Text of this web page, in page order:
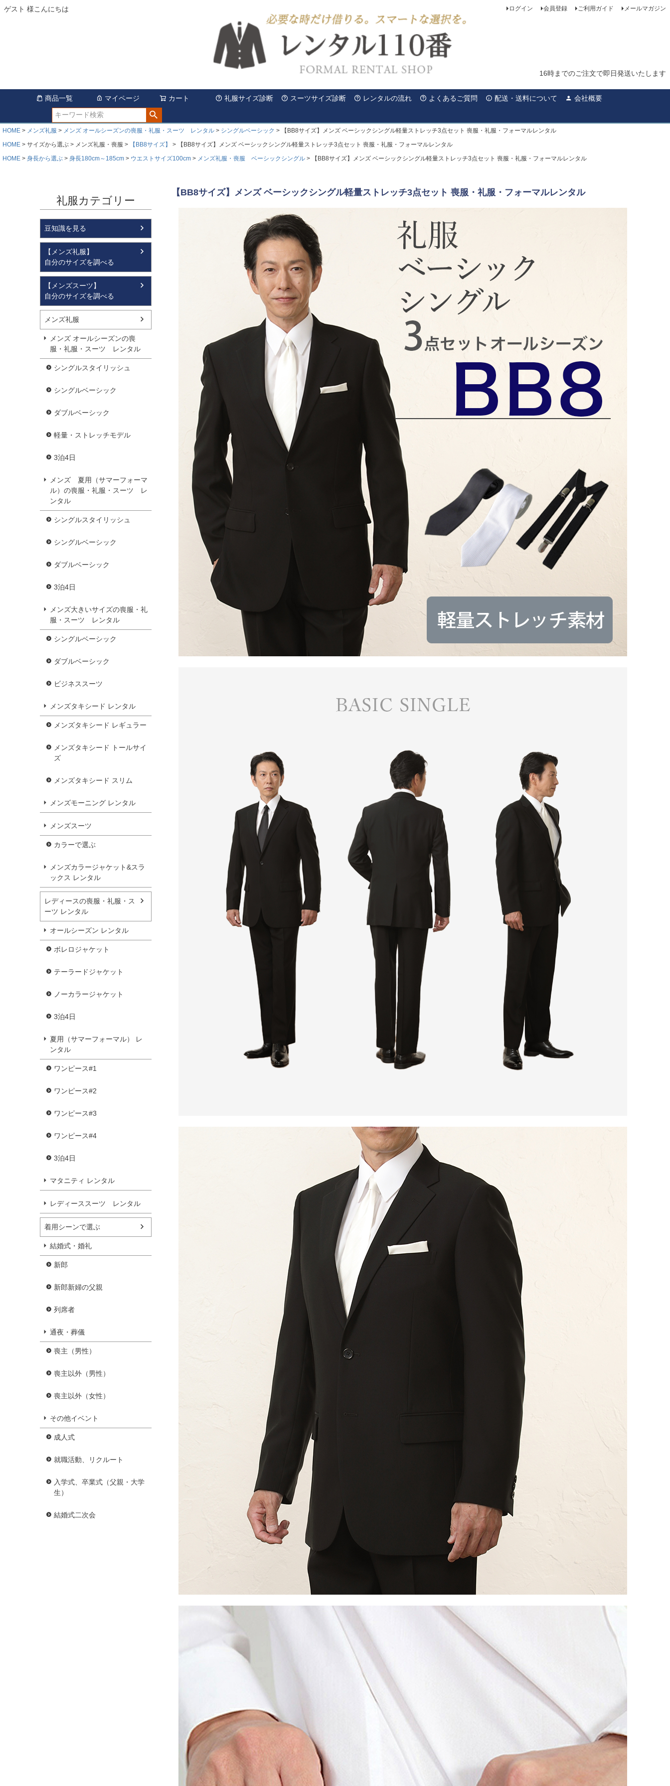
ゲスト 様こんにちは ログイン 会員登録 ご利用ガイド メールマガジン
16時までのご注文で即日発送いたします
商品一覧 マイページ カート 礼服サイズ診断 スーツサイズ診断 レンタルの流れ よくあるご質問 配送・送料について 会社概要
HOME メンズ礼服 メンズ オールシーズンの喪服・礼服・スーツ レンタル シングルベーシック
【BB8サイズ】メンズ ベーシックシングル軽量ストレッチ3点セット 喪服・礼服・フォーマルレンタル
HOME
サイズから選ぶ メンズ礼服・喪服 【BB8サイズ】
【BB8サイズ】メンズ ベーシックシングル軽量ストレッチ3点セット 喪服・礼服・フォーマルレンタル
HOME
身長から選ぶ 身長180cm～185cm ウエストサイズ100cm メンズ礼服・喪服 ベーシックシングル 【BB8サイズ】メンズ ベーシックシングル軽量ストレッチ3点セット 喪服・礼服・フォーマルレンタル
礼服カテゴリー
豆知識を見る
【メンズ礼服】
自分のサイズを調べる
【メンズスーツ】
自分のサイズを調べる
メンズ礼服
メンズ オールシーズンの喪
服・礼服・スーツ レンタル
シングルスタイリッシュ
シングルベーシック
ダブルベーシック
軽量・ストレッチモデル
3泊4日
メンズ 夏用（サマーフォーマ
ル）の喪服・礼服・スーツ レ
ンタル
シングルスタイリッシュ
シングルベーシック
ダブルベーシック
3泊4日
メンズ大きいサイズの喪服・礼
服・スーツ レンタル
シングルベーシック
ダブルベーシック
ビジネススーツ
メンズタキシード レンタル
メンズタキシード レギュラー
メンズタキシード トールサイ
ズ
メンズタキシード スリム
メンズモーニング レンタル
メンズスーツ
カラーで選ぶ
メンズカラージャケット&スラ
ックス レンタル
レディースの喪服・礼服・ス
ーツ レンタル
オールシーズン レンタル
ボレロジャケット
テーラードジャケット
ノーカラージャケット
3泊4日
夏用（サマーフォーマル） レ
ンタル
ワンピース#1
ワンピース#2
ワンピース#3
ワンピース#4
3泊4日
マタニティ レンタル
レディーススーツ レンタル
着用シーンで選ぶ
結婚式・婚礼
新郎
新郎新婦の父親
列席者
通夜・葬儀
喪主（男性）
喪主以外（男性）
喪主以外（女性）
その他イベント
成人式
就職活動、リクルート
入学式、卒業式（父親・大学
生）
結婚式二次会
【BB8サイズ】メンズ ベーシックシングル軽量ストレッチ3点セット 喪服・礼服・フォーマルレンタル